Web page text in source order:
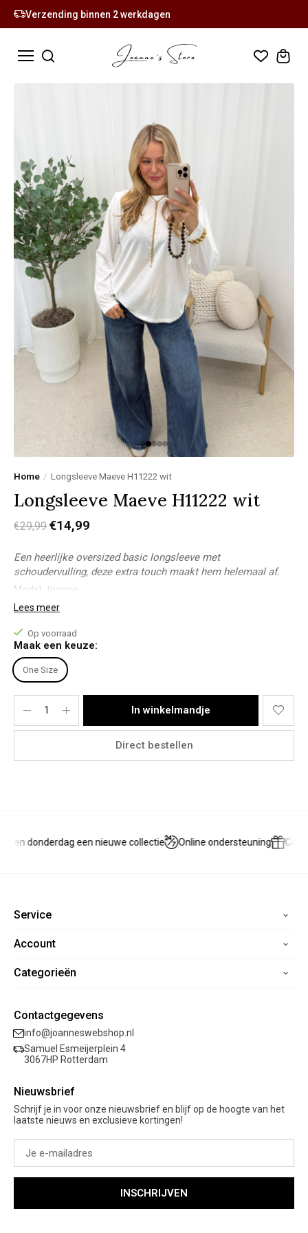
Verzending binnen 2 werkdagen
Home / Longsleeve Maeve H11222 wit
Longsleeve Maeve H11222 wit
€29,99 €14,99
Een heerlijke oversized basic longsleeve met
schoudervulling, deze extra touch maakt hem helemaal af.
Model Joanne:
Lichaamslengte: 1,78m
Bovenkant: M
Onderkant: 42
Materiaal:
100% Cotton.
Lees meer
Op voorraad
Maak een keuze:
One Size
In winkelmandje
Direct bestellen
en donderdag een nieuwe collectie Online ondersteuning
Service
Home
Veelgestelde vragen
Retourneren
Garantie
Account
Registreren
Mijn verlanglijst
Categorieën
Sale
Kleding
Schoenen
Cadeaubon
Contactgegevens
info@joanneswebshop.nl
Samuel Esmeijerplein 4
3067HP Rotterdam
Nieuwsbrief
Schrijf je in voor onze nieuwsbrief en blijf op de hoogte van het
laatste nieuws en exclusieve kortingen!
INSCHRIJVEN